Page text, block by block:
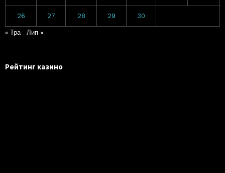
26 27 28 29 30
« Тра Лип »
Рейтинг казино